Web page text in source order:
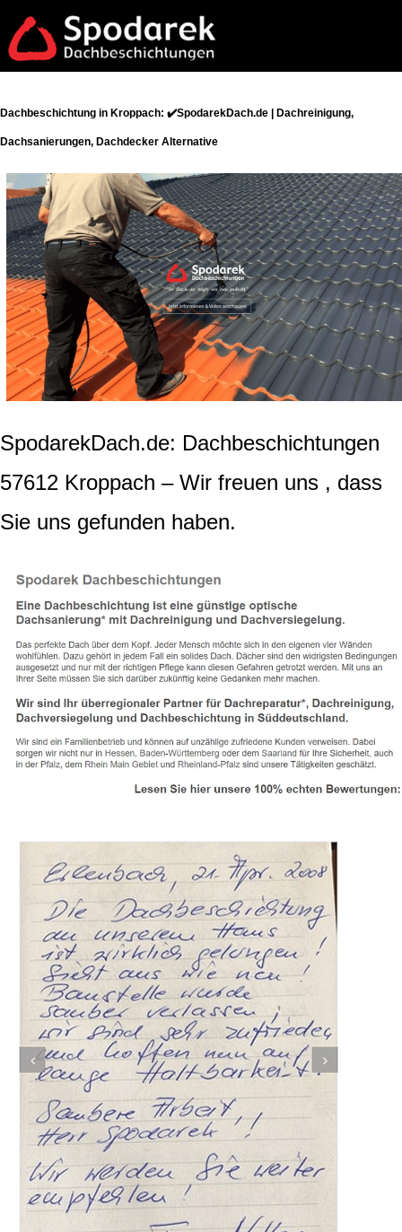
Dachbeschichtung in Kroppach: ✔️SpodarekDach.de | Dachreinigung,
Dachsanierungen, Dachdecker Alternative
SpodarekDach.de: Dachbeschichtungen
57612 Kroppach – Wir freuen uns , dass
Sie uns gefunden haben.